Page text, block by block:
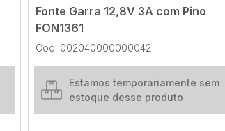
Fonte Garra 12,8V 3A com Pino
FON1361
Cod: 002040000000042
Estamos temporariamente sem
estoque desse produto